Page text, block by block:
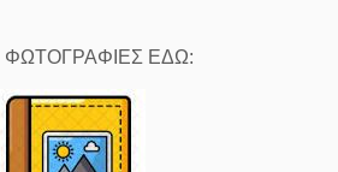
ΦΩΤΟΓΡΑΦΙΕΣ ΕΔΩ: